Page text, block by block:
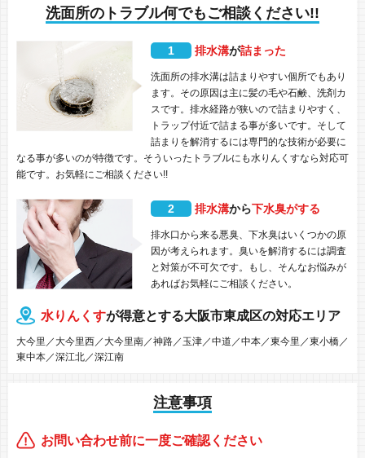
洗面所のトラブル何でもご相談ください!!
1 排水溝が詰まった
洗面所の排水溝は詰まりやすい個所でもあり
ます。その原因は主に髪の毛や石鹸、洗剤カ
スです。排水経路が狭いので詰まりやすく、
トラップ付近で詰まる事が多いです。そして
詰まりを解消するには専門的な技術が必要に
なる事が多いのが特徴です。そういったトラブルにも水りんくすなら対応可
能です。お気軽にご相談ください!!
2 排水溝から下水臭がする
排水口から来る悪臭、下水臭はいくつかの原
因が考えられます。臭いを解消するには調査
と対策が不可欠です。もし、そんなお悩みが
あればお気軽にご相談ください。
水りんくすが得意とする大阪市東成区の対応エリア
大今里／大今里西／大今里南／神路／玉津／中道／中本／東今里／東小橋／
東中本／深江北／深江南
注意事項
お問い合わせ前に一度ご確認ください